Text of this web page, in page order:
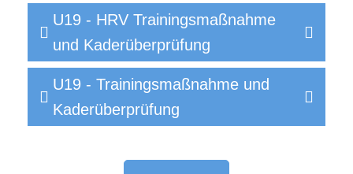
U19 - HRV Trainingsmaßnahme
und Kaderüberprüfung
U19 - Trainingsmaßnahme und
Kaderüberprüfung